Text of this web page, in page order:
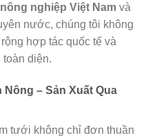
nghiệp Việt Nam và
nước, chúng tôi không
hợp tác quốc tế và
diện.
– Sản Xuất Qua
tưới không chỉ đơn thuần